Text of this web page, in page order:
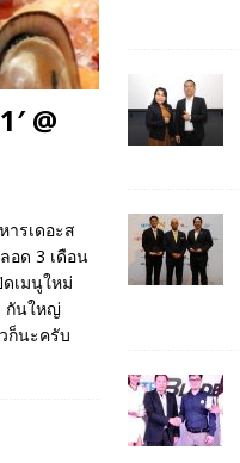
@
ารเดอะส
อด 3 เดือน
เมนูใหม่
กันใหญ่
ก็นะครับ